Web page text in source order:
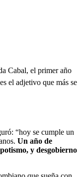
Cabal, el primer año
el adjetivo que más se
“hoy se cumple un
Un año de
y desgobierno